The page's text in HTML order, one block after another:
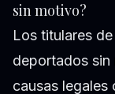
sin motivo?
Los titulares
deportados
causas legales